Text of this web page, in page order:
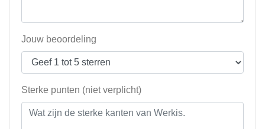
Jouw beoordeling
Sterke punten (niet verplicht)